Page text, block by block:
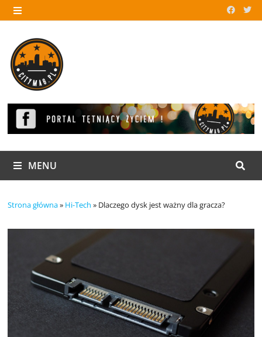
Skip
to
MENU
MENU
Strona główna» Hi-Tech » Dlaczego dysk jest ważny dla gracza?